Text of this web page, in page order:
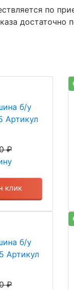
по
достаточно
б/у
Артикул
₽
клик
б/у
Артикул
₽